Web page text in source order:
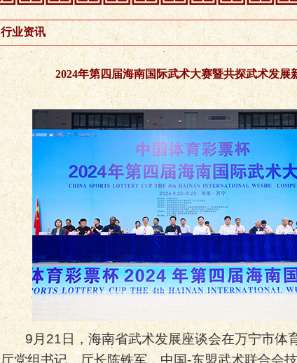
行业资讯
2024年第四届海南国际武术大赛暨共探武术发
9 月21日，海南省武术发展座谈会在万宁市体
厅党组书记、厅长陈铁军，中国-东盟武术联合会